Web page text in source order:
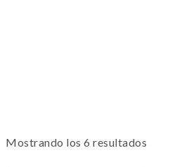
Mostrando los 6 resultados